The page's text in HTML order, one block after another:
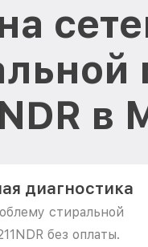
в
диагностика
стиральной
без оплаты.